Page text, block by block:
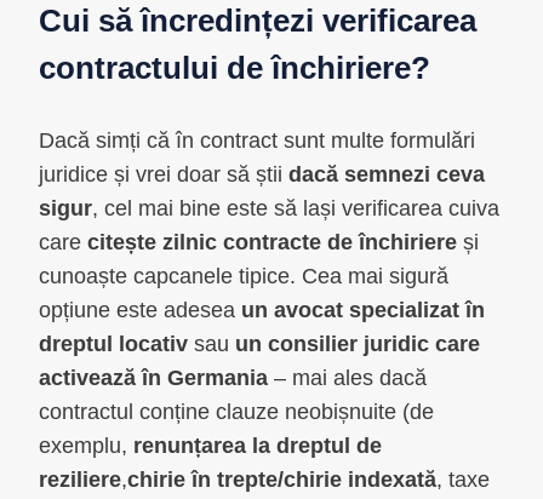
Cui să încredințezi verificarea
contractului de închiriere?
Dacă simți că în contract sunt multe formulări
juridice și vrei doar să știi dacă semnezi ceva
sigur, cel mai bine este să lași verificarea cuiva
care citește zilnic contracte de închiriere și
cunoaște capcanele tipice. Cea mai sigură
opțiune este adesea un avocat specializat în
dreptul locativ sau un consilier juridic care
activează în Germania – mai ales dacă
contractul conține clauze neobișnuite (de
exemplu, renunțarea la dreptul de
reziliere,chirie în trepte/chirie indexată, taxe